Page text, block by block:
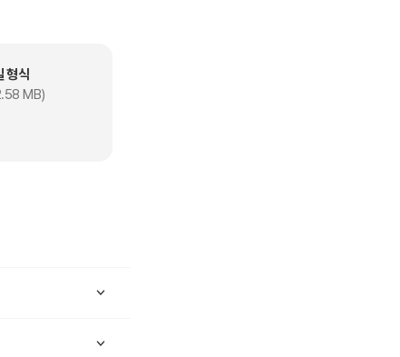
신합니다.
법의 개념을 짧은
을 이해하고 해당
형식
MB)